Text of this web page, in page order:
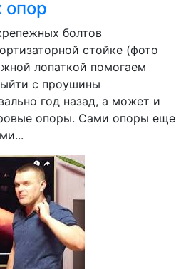
болтов
стойке (фото
лопаткой помогаем
с проушины
год назад, а может и
опоры. Сами опоры еще